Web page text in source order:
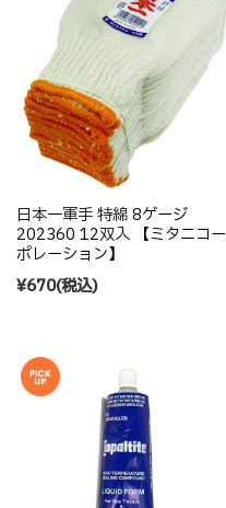
日本一軍手 特綿 8ゲージ
202360 12双入 【ミタニコー
ポレーション】
¥670(税込)